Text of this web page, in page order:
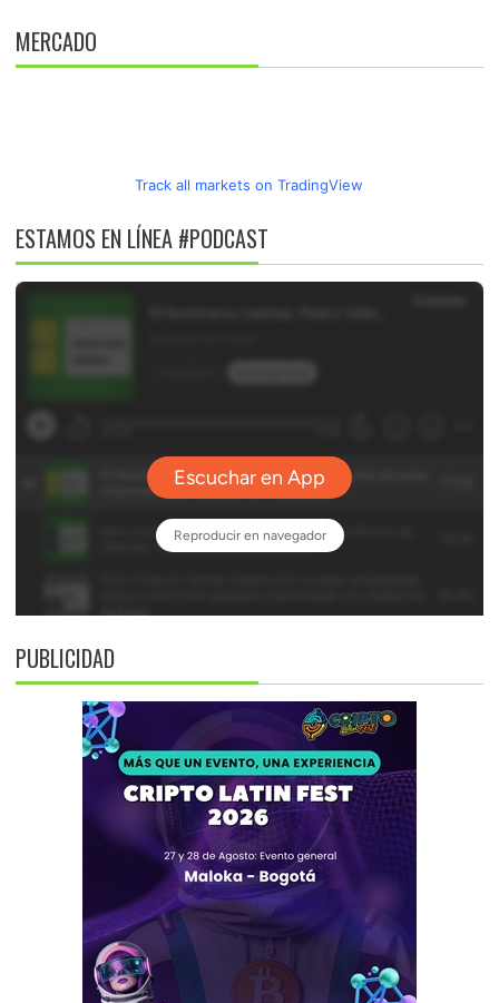
MERCADO
Track all markets on TradingView
ESTAMOS EN LÍNEA #PODCAST
PUBLICIDAD